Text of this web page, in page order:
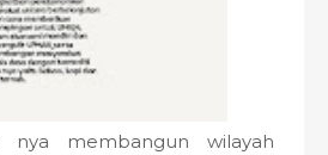
nya membangun wilayah